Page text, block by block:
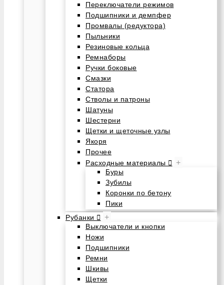
Переключатели режимов
Подшипники и демпфер
Промвалы (редуктора)
Пыльники
Резиновые кольца
Ремнаборы
Ручки боковые
Смазки
Статора
Стволы и патроны
Шатуны
Шестерни
Щетки и щеточные узлы
Якоря
Прочее
Расходные материалы
+
Буры
Зубилы
Коронки по бетону
Пики
Рубанки
+
Выключатели и кнопки
Ножи
Подшипники
Ремни
Шкивы
Щетки